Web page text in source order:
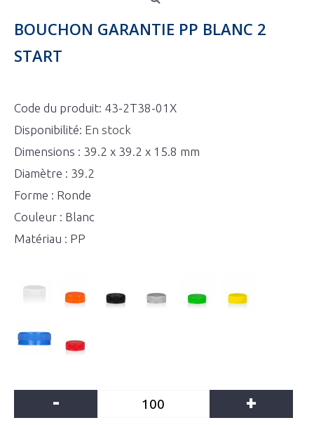
BOUCHON GARANTIE PP BLANC 2
START
Code du produit: 43-2T38-01X
Disponibilité: En stock
Dimensions : 39.2 x 39.2 x 15.8 mm
Diamètre : 39.2
Forme : Ronde
Couleur : Blanc
Matériau : PP
- +